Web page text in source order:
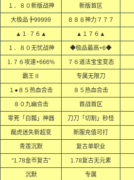
１．８０新版战神 新版首区
大极品╊99999 ８８８神力７７７
▲１·７６▲ ▲１７６▲
１．８０无忧战神 ◆极品最高+6◆
⒈７６攻速+666% ７６道法宝宝变态
霸王Ⅱ 专属无限刀
１●８５热血合击 ８５热血合击
８０九幽合击 首战首区
零茺「白瓢」神器 刀刀「切割」秒怪
龍虎迷失新超变 新服充值可打
青莲沉默 复古单职业
“1.78金币复古” 1.78复古无元素
沉默 专属